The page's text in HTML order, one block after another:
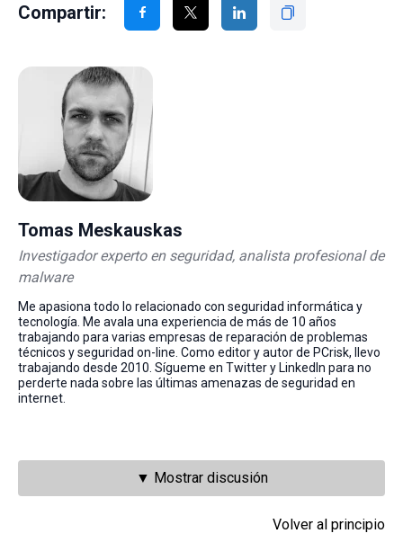
Compartir:
Tomas Meskauskas
Investigador experto en seguridad, analista profesional de
malware
Me apasiona todo lo relacionado con seguridad informática y
tecnología. Me avala una experiencia de más de 10 años
trabajando para varias empresas de reparación de problemas
técnicos y seguridad on-line. Como editor y autor de PCrisk, llevo
trabajando desde 2010. Sígueme en Twitter y LinkedIn para no
perderte nada sobre las últimas amenazas de seguridad en
internet.
▼ Mostrar discusión
Volver al principio